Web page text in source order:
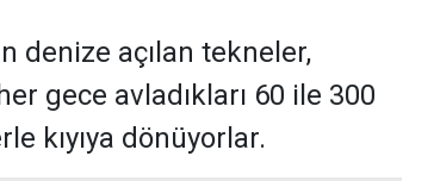
denize açılan tekneler,
gece avladıkları 60 ile 300
kıyıya dönüyorlar.